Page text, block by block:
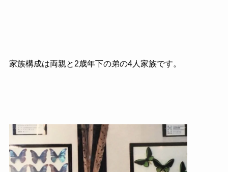
家族構成は両親と2歳年下の弟の4人家族です。